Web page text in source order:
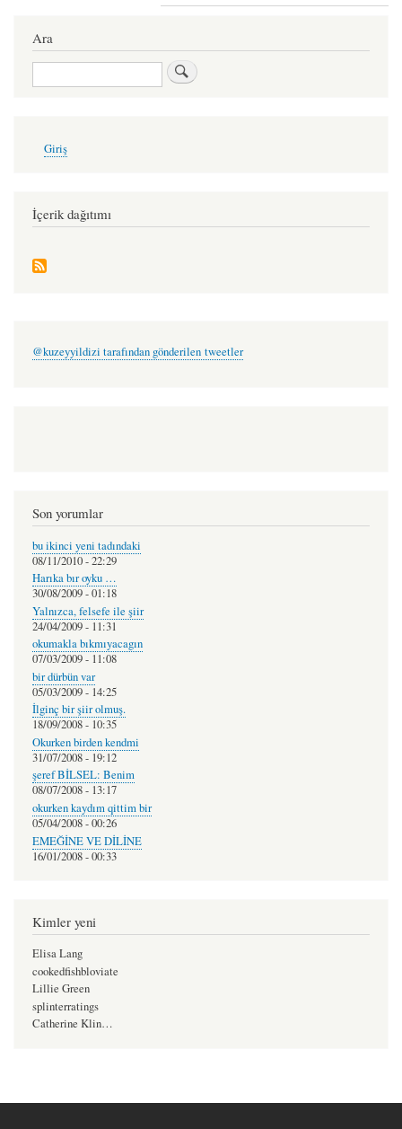
for
tezer
polatoğlu
Ara
Ara
account
Giriş
İçerik dağıtımı
@kuzeyyildizi tarafından gönderilen tweetler
Son yorumlar
bu ikinci yeni tadındaki
08/11/2010 - 22:29
Harıka bır oyku …
30/08/2009 - 01:18
Yalnızca, felsefe ile şiir
24/04/2009 - 11:31
okumakla bıkmıyacagın
07/03/2009 - 11:08
bir dürbün var
05/03/2009 - 14:25
İlginç bir şiir olmuş.
18/09/2008 - 10:35
Okurken birden kendmi
31/07/2008 - 19:12
şeref BİLSEL: Benim
08/07/2008 - 13:17
okurken kaydım qittim bir
05/04/2008 - 00:26
EMEĞİNE VE DİLİNE
16/01/2008 - 00:33
Kimler yeni
Elisa Lang
cookedfishbloviate
Lillie Green
splinterratings
Catherine Klin…